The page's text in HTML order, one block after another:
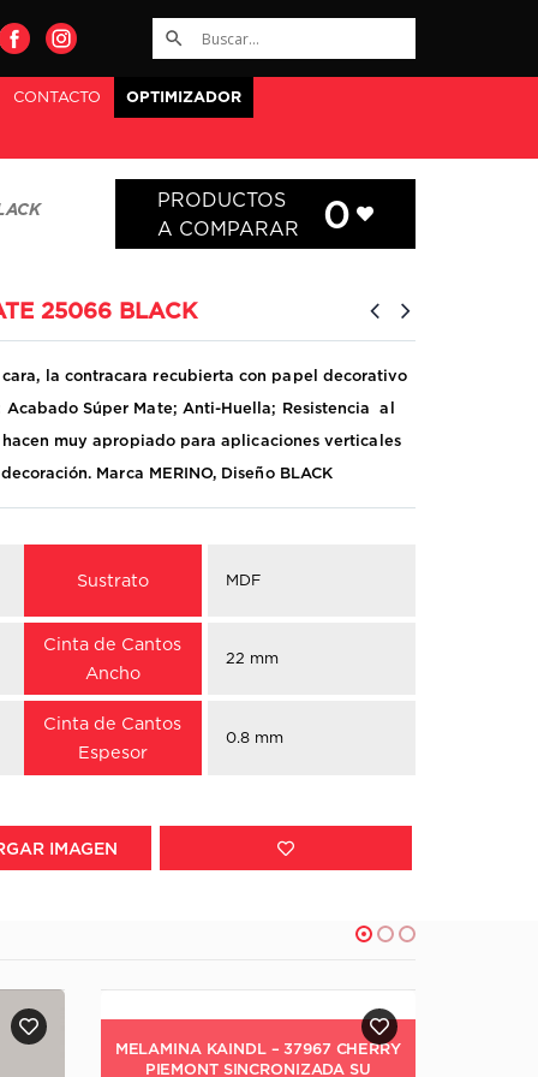
CONTACTO OPTIMIZADOR
PRODUCTOS
A COMPARAR
0
25066 BLACK
la contracara recubierta con papel decorativo
Súper Mate; Anti-Huella; Resistencia al
muy apropiado para aplicaciones verticales
Marca MERINO, Diseño BLACK
Sustrato MDF
Cinta de Cantos
Ancho
22 mm
Cinta de Cantos
Espesor
0.8 mm
IMAGEN